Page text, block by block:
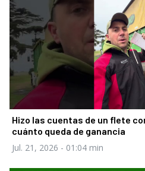
Hizo las cuentas de un flete
cuánto queda de ganancia
Jul. 21, 2026 - 01:04 min